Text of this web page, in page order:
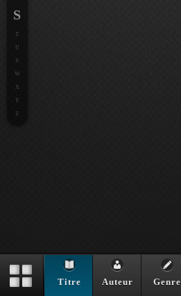
S
T
U
V
W
X
Y
Z
Titre Auteur Genre